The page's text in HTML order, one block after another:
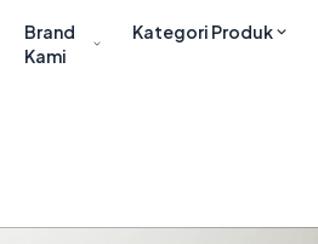
Brand
Kami
Kategori Produk